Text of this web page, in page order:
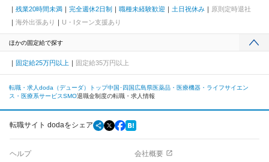
残業20時間未満
完全週休2日制 職種未経験歓迎 土日祝休み
原則定時退社
海外出張あり
U・Iターン支援あり
ほかの固定給で探す
固定給25万円以上 固定給35万円以上
転職・求人doda（デューダ）トップ中国･四国 広島県医薬品・医療機器・ライフサイエン
ス・医療系サービスSMO退職金制度の転職・求人情報
転職サイト dodaをシェア
ヘルプ 会社概要